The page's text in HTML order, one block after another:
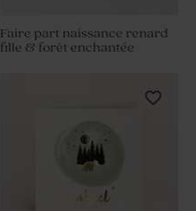
Faire part naissance renard
fille & forêt enchantée